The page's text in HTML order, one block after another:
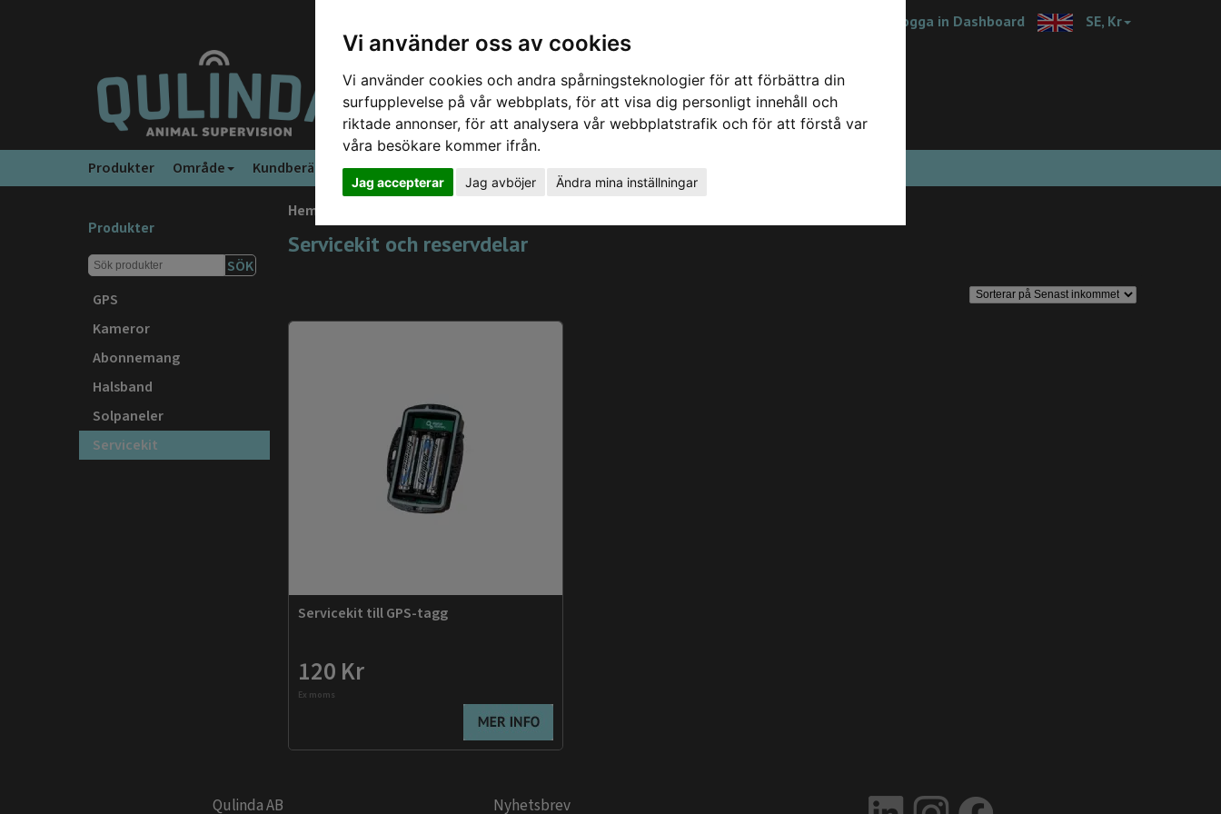
Vi använder oss av cookies
Vi använder cookies och andra spårningsteknologier för att förbättra din
surfupplevelse på vår webbplats, för att visa dig personligt innehåll och
riktade annonser, för att analysera vår webbplatstrafik och för att förstå var
våra besökare kommer ifrån.
Jag accepterar Jag avböjer Ändra mina inställningar
SE, Kr
Logga in Dashboard
Produkter Område Kundberättelser Vanliga frågor
Produkter
SÖK
GPS
Kameror
Abonnemang
Halsband
Solpaneler
Servicekit
Hem
Servicekit och reservdelar
Servicekit till GPS-tagg
120 Kr
Ex moms
Qulinda AB Nyhetsbrev